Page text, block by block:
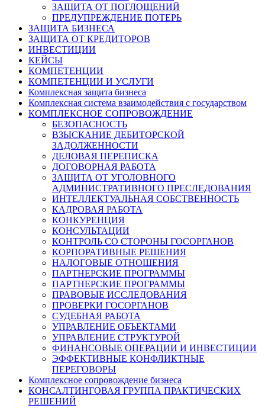
ЗАЩИТА ОТ ПОГЛОЩЕНИЙ
ПРЕДУПРЕЖДЕНИЕ ПОТЕРЬ
ЗАЩИТА БИЗНЕСА
ЗАЩИТА ОТ КРЕДИТОРОВ
ИНВЕСТИЦИИ
КЕЙСЫ
КОМПЕТЕНЦИИ
КОМПЕТЕНЦИИ И УСЛУГИ
Комплексная защита бизнеса
Комплексная система взаимодействия с государством
КОМПЛЕКСНОЕ СОПРОВОЖДЕНИЕ
БЕЗОПАСНОСТЬ
ВЗЫСКАНИЕ ДЕБИТОРСКОЙ
ЗАДОЛЖЕННОСТИ
ДЕЛОВАЯ ПЕРЕПИСКА
ДОГОВОРНАЯ РАБОТА
ЗАЩИТА ОТ УГОЛОВНОГО
АДМИНИСТРАТИВНОГО ПРЕСЛЕДОВАНИЯ
ИНТЕЛЛЕКТУАЛЬНАЯ СОБСТВЕННОСТЬ
КАДРОВАЯ РАБОТА
КОНКУРЕНЦИЯ
КОНСУЛЬТАЦИИ
КОНТРОЛЬ СО СТОРОНЫ ГОСОРГАНОВ
КОРПОРАТИВНЫЕ РЕШЕНИЯ
НАЛОГОВЫЕ ОТНОШЕНИЯ
ПАРТНЕРСКИЕ ПРОГРАММЫ
ПАРТНЕРСКИЕ ПРОГРАММЫ
ПРАВОВЫЕ ИССЛЕДОВАНИЯ
ПРОВЕРКИ ГОСОРГАНОВ
СУДЕБНАЯ РАБОТА
УПРАВЛЕНИЕ ОБЪЕКТАМИ
УПРАВЛЕНИЕ СТРУКТУРОЙ
ФИНАНСОВЫЕ ОПЕРАЦИИ И ИНВЕСТИЦИИ
ЭФФЕКТИВНЫЕ КОНФЛИКТНЫЕ
ПЕРЕГОВОРЫ
Комплексное сопровождение бизнеса
КОНСАЛТИНГОВАЯ ГРУППА ПРАКТИЧЕСКИХ
РЕШЕНИЙ